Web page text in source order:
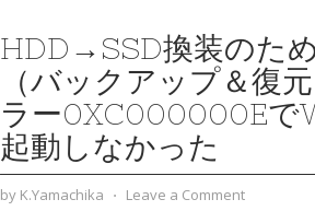
HDD→SSD換装のた
（バックアップ＆復
ラー0XC000000Eで
起動しなかった
by K.Yamachika ⋅ Leave a Comment